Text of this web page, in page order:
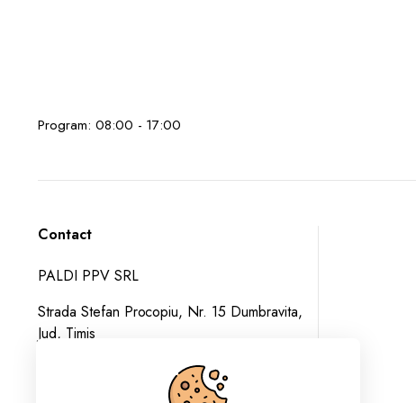
Program: 08:00 - 17:00
Contact
PALDI PPV SRL
Strada Stefan Procopiu, Nr. 15 Dumbravita,
Jud, Timis